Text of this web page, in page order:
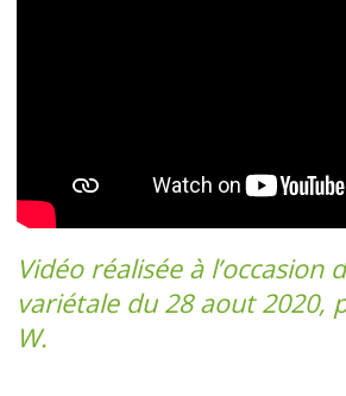
Vidéo réalisée à l’occasion
variétale du 28 aout 2020,
W.